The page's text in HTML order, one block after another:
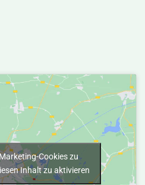
Cookies zu
Inhalt zu aktivieren